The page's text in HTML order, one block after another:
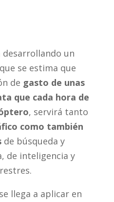
desarrollando un
que se estima que
de gasto de unas
que cada hora de
, servirá tanto
como también
de búsqueda y
de inteligencia y
llega a aplicar en